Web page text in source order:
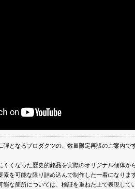
弾となるプロダクツの、数量限定再販のご案内で
くくなった歴史的銘品を実際のオリジナル個体か
素を可能な限り詰め込んで制作した一着になりま
能な箇所については、検証を重ねた上で表現して